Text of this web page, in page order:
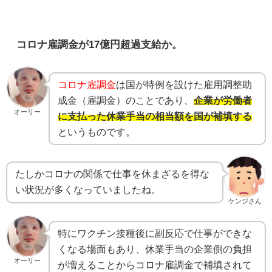
コロナ雇調金が17億円超過支給か。
オーリー
コロナ雇調金は国が特例を設けた雇用調整助
成金（雇調金）のことであり、 企業が労働者
に支払った休業手当の相当額を国が補填する
というものです。
ケンジさん
たしかコロナの関係で仕事を休まざるを得な
い状況が多くなっていましたね。
オーリー
特にワクチン接種後に副反応で仕事ができな
くなる場面もあり、休業手当の企業側の負担
が増えることからコロナ雇調金で補填されて